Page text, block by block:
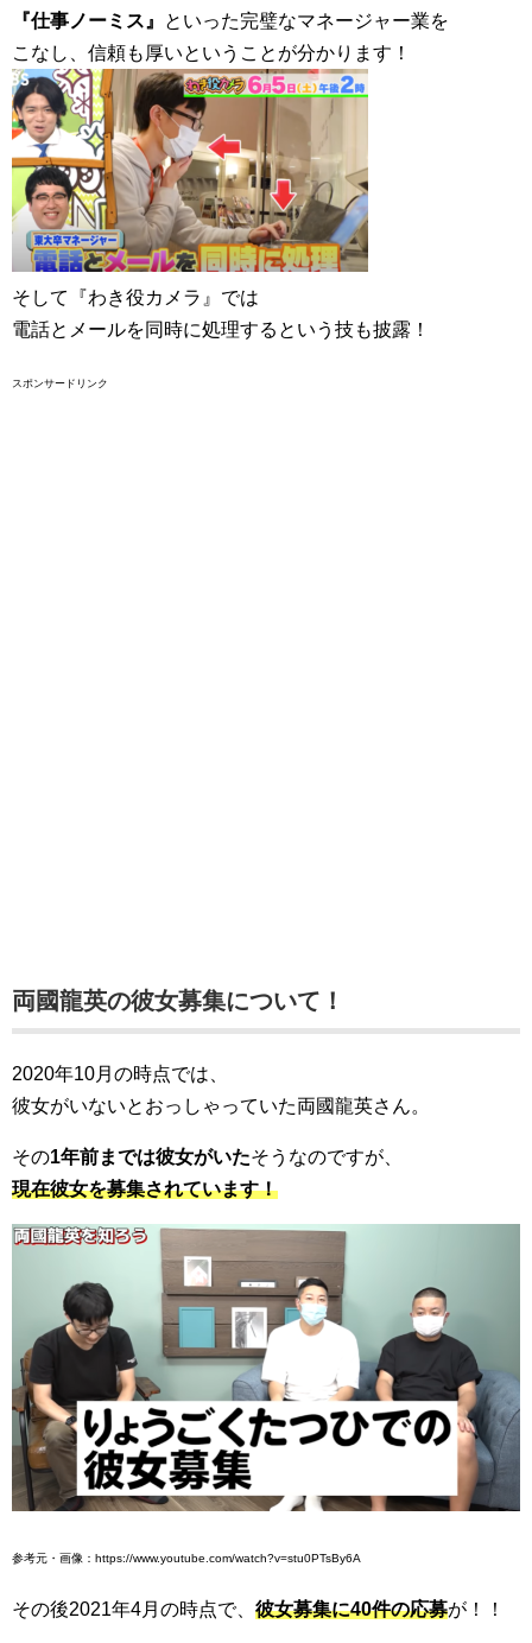
『仕事ノーミス』
といった完璧なマネージャー業を
こなし、信頼も厚いということが分かります！
そして『わき役カメラ』では
電話とメールを同時に処理するという技も披露！
スポンサードリンク
両國龍英の彼女募集について！
2020年10月の時点では、
彼女がいないとおっしゃっていた両國龍英さん。
その1年前までは彼女がいたそうなのですが、
現在彼女を募集されています！
参考元・画像：https://www.youtube.com/watch?v=stu0PTsBy6A
その後2021年4月の時点で、 彼女募集に40件の応募が！！